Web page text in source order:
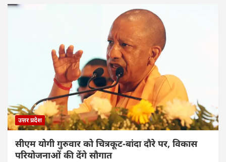
उत्तर प्रदेश
सीएम योगी गुरुवार को चित्रकूट-बांदा दौरे पर, विकास
परियोजनाओं की देंगे सौगात